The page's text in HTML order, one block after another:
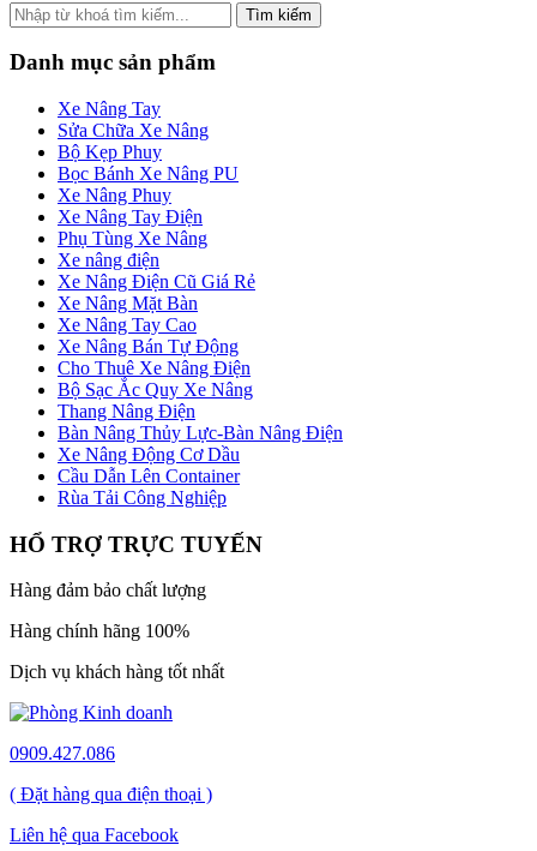
Tìm kiếm
Danh mục sản phẩm
Xe Nâng Tay
Sửa Chữa Xe Nâng
Bộ Kẹp Phuy
Bọc Bánh Xe Nâng PU
Xe Nâng Phuy
Xe Nâng Tay Điện
Phụ Tùng Xe Nâng
Xe nâng điện
Xe Nâng Điện Cũ Giá Rẻ
Xe Nâng Mặt Bàn
Xe Nâng Tay Cao
Xe Nâng Bán Tự Động
Cho Thuê Xe Nâng Điện
Bộ Sạc Ắc Quy Xe Nâng
Thang Nâng Điện
Bàn Nâng Thủy Lực-Bàn Nâng Điện
Xe Nâng Động Cơ Dầu
Cầu Dẫn Lên Container
Rùa Tải Công Nghiệp
HỔ TRỢ TRỰC TUYẾN
Hàng đảm bảo chất lượng
Hàng chính hãng 100%
Dịch vụ khách hàng tốt nhất
0909.427.086
( Đặt hàng qua điện thoại )
Liên hệ qua Facebook